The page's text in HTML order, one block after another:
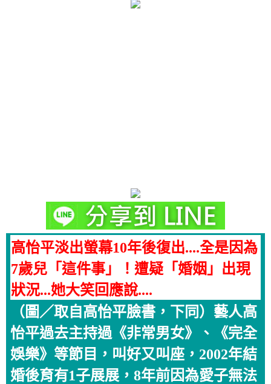
高怡平淡出螢幕10年後復出....全是因為
7歲兒「這件事」！遭疑「婚姻」出現
狀況...她大笑回應說....
（圖／取自高怡平臉書，下同）藝人高
怡平過去主持過《非常男女》、《完全
娛樂》等節目，叫好又叫座，2002年結
婚後育有1子展展，8年前因為愛子無法